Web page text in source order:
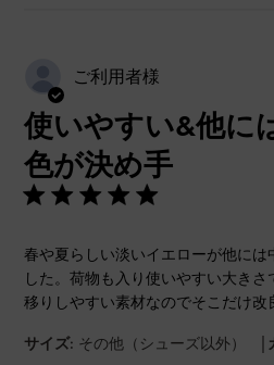
ご利用者様
使いやすい&他に
色が決め手
春や夏らしい淡いイエローが他には
した。荷物も入り使いやすい大き
移りしやすい素材なのでそこだけ改
サイズ: その他（シューズ以外） |